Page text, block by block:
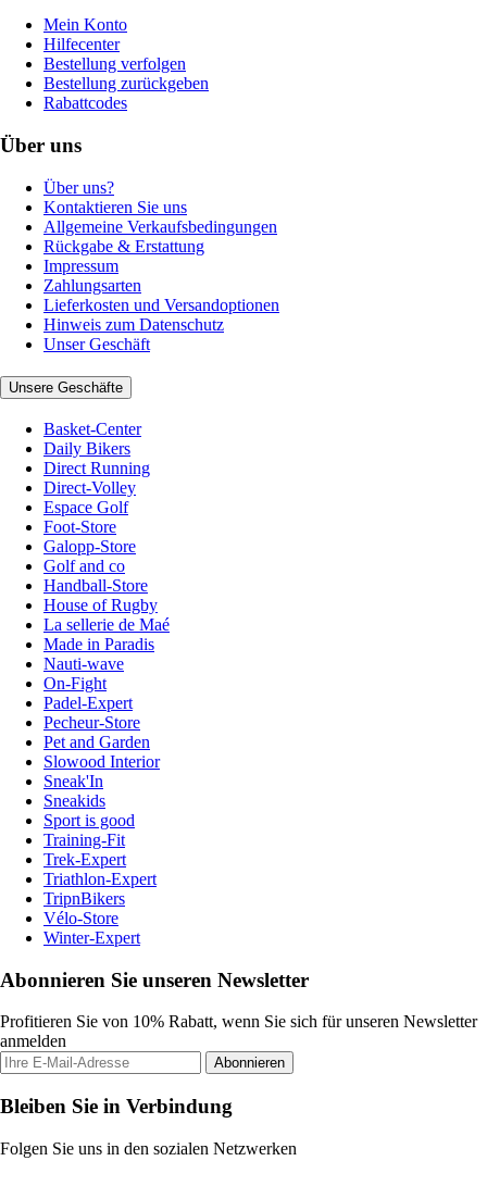
Mein Konto
Hilfecenter
Bestellung verfolgen
Bestellung zurückgeben
Rabattcodes
Über uns
Über uns?
Kontaktieren Sie uns
Allgemeine Verkaufsbedingungen
Rückgabe & Erstattung
Impressum
Zahlungsarten
Lieferkosten und Versandoptionen
Hinweis zum Datenschutz
Unser Geschäft
Unsere Geschäfte
Basket-Center
Daily Bikers
Direct Running
Direct-Volley
Espace Golf
Foot-Store
Galopp-Store
Golf and co
Handball-Store
House of Rugby
La sellerie de Maé
Made in Paradis
Nauti-wave
On-Fight
Padel-Expert
Pecheur-Store
Pet and Garden
Slowood Interior
Sneak'In
Sneakids
Sport is good
Training-Fit
Trek-Expert
Triathlon-Expert
TripnBikers
Vélo-Store
Winter-Expert
Abonnieren Sie unseren Newsletter
Profitieren Sie von 10% Rabatt, wenn Sie sich für unseren Newsletter
anmelden
Abonnieren
Bleiben Sie in Verbindung
Folgen Sie uns in den sozialen Netzwerken